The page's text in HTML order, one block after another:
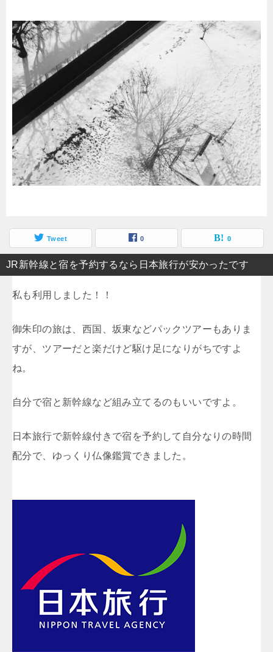
Tweet 0 0
JR新幹線と宿を予約するなら日本旅行が安かったです
私も利用しました！！
御朱印の旅は、西国、坂東などパックツアーもありま
すが、ツアーだと楽だけど駆け足になりがちですよ
ね。
自分で宿と新幹線など組み立てるのもいいですよ。
日本旅行で新幹線付きで宿を予約して自分なりの時間
配分で、ゆっくり仏像鑑賞できました。